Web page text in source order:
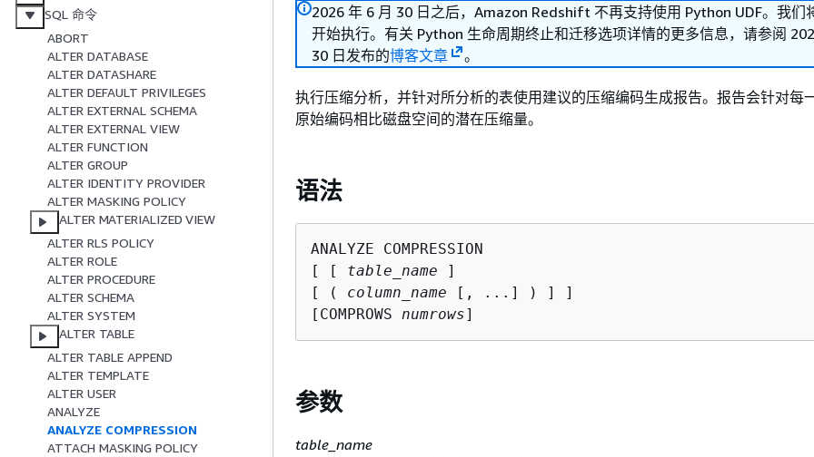
SQL 命令
ABORT
ALTER DATABASE
ALTER DATASHARE
ALTER DEFAULT PRIVILEGES
ALTER EXTERNAL SCHEMA
ALTER EXTERNAL VIEW
ALTER FUNCTION
ALTER GROUP
ALTER IDENTITY PROVIDER
ALTER MASKING POLICY
ALTER MATERIALIZED VIEW
ALTER RLS POLICY
ALTER ROLE
ALTER PROCEDURE
ALTER SCHEMA
ALTER SYSTEM
ALTER TABLE
ALTER TABLE APPEND
ALTER TEMPLATE
ALTER USER
ANALYZE
ANALYZE COMPRESSION
ATTACH MASKING POLICY
2026 年 6 月 30 日之后，Amazon Redshift 不再支持使用 Python UDF。我们
开始执行。有关 Python 生命周期终止和迁移选项详情的更多信息，请参阅
30 日发布的博客文章 。
执行压缩分析，并针对所分析的表使用建议的压缩编码生成报告。报告会针对每
原始编码相比磁盘空间的潜在压缩量。
语法
ANALYZE COMPRESSION
[ [ table_name ]
[ ( column_name [, ...] ) ] ]
[COMPROWS numrows]
参数
table_name